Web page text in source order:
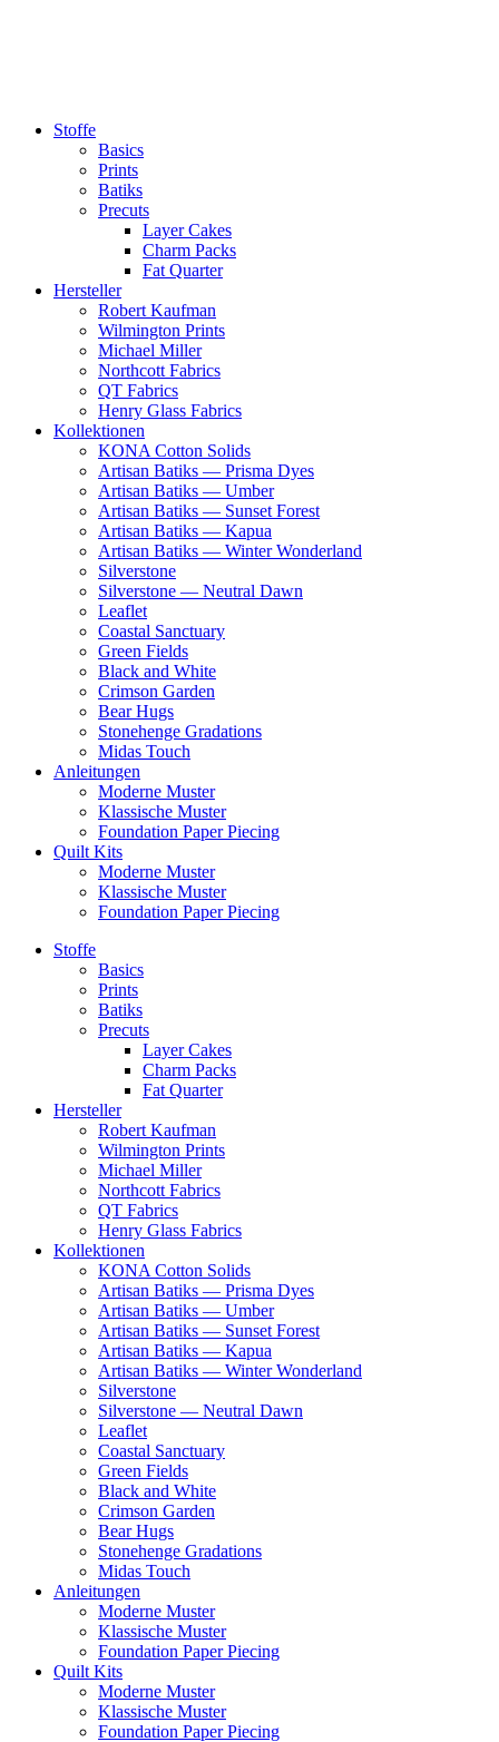
Stoffe
Basics
Prints
Batiks
Precuts
Layer Cakes
Charm Packs
Fat Quarter
Hersteller
Robert Kaufman
Wilmington Prints
Michael Miller
Northcott Fabrics
QT Fabrics
Henry Glass Fabrics
Kollektionen
KONA Cotton Solids
Artisan Batiks — Prisma Dyes
Artisan Batiks — Umber
Artisan Batiks — Sunset Forest
Artisan Batiks — Kapua
Artisan Batiks — Winter Wonderland
Silverstone
Silverstone — Neutral Dawn
Leaflet
Coastal Sanctuary
Green Fields
Black and White
Crimson Garden
Bear Hugs
Stonehenge Gradations
Midas Touch
Anleitungen
Moderne Muster
Klassische Muster
Foundation Paper Piecing
Quilt Kits
Moderne Muster
Klassische Muster
Foundation Paper Piecing
Stoffe
Basics
Prints
Batiks
Precuts
Layer Cakes
Charm Packs
Fat Quarter
Hersteller
Robert Kaufman
Wilmington Prints
Michael Miller
Northcott Fabrics
QT Fabrics
Henry Glass Fabrics
Kollektionen
KONA Cotton Solids
Artisan Batiks — Prisma Dyes
Artisan Batiks — Umber
Artisan Batiks — Sunset Forest
Artisan Batiks — Kapua
Artisan Batiks — Winter Wonderland
Silverstone
Silverstone — Neutral Dawn
Leaflet
Coastal Sanctuary
Green Fields
Black and White
Crimson Garden
Bear Hugs
Stonehenge Gradations
Midas Touch
Anleitungen
Moderne Muster
Klassische Muster
Foundation Paper Piecing
Quilt Kits
Moderne Muster
Klassische Muster
Foundation Paper Piecing